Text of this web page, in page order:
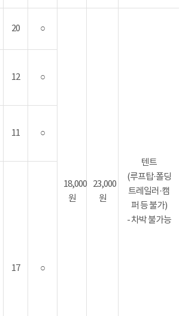
20 ○
18,000
원
23,000
원
텐트
(루프탑·폴딩
트레일러·캠
퍼 등 불가)
- 차박 불가능
12 ○
11 ○
17 ○